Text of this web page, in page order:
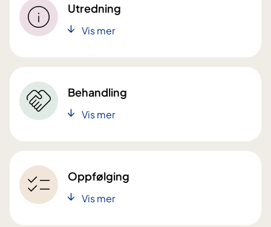
Utredning
Vis mer
Behandling
Vis mer
Oppfølging
Vis mer